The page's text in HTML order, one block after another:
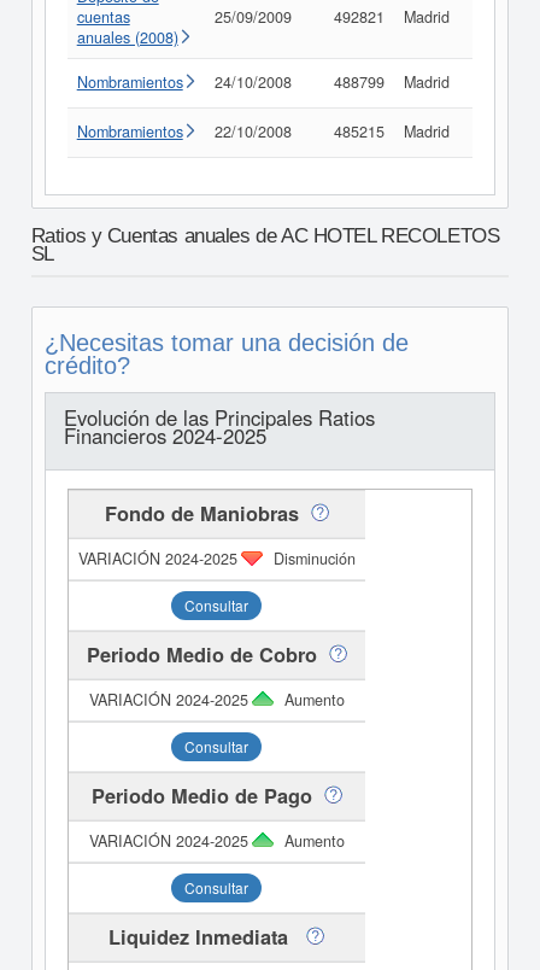
cuentas
anuales (2008)
25/09/2009 492821 Madrid
Nombramientos 24/10/2008 488799 Madrid
Nombramientos 22/10/2008 485215 Madrid
Ratios y Cuentas anuales de AC HOTEL RECOLETOS
SL
¿Necesitas tomar una decisión de
crédito?
Evolución de las Principales Ratios
Financieros 2024-2025
Fondo de Maniobras
Disminución
Consultar
Periodo Medio de Cobro
Aumento
Consultar
Periodo Medio de Pago
Aumento
Consultar
Liquidez Inmediata